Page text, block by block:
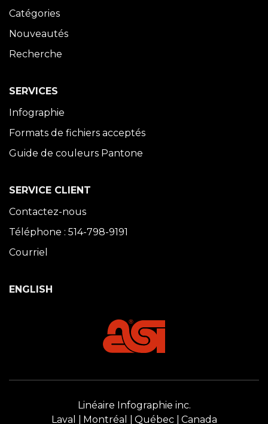
Catégories
Nouveautés
Recherche
SERVICES
Infographie
Formats de fichiers acceptés
Guide de couleurs Pantone
SERVICE CLIENT
Contactez-nous
Téléphone : 514-798-9191
Courriel
ENGLISH
Linéaire Infographie inc.
Laval
Montréal Québec Canada